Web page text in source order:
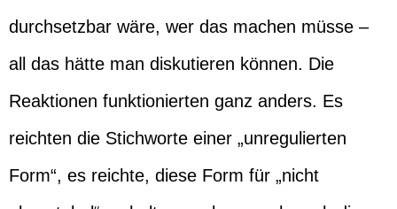
durchsetzbar wäre, wer das machen müsse –
all das hätte man diskutieren können. Die
Reaktionen funktionierten ganz anders. Es
reichten die Stichworte einer „unregulierten
Form“, es reichte, diese Form für „nicht